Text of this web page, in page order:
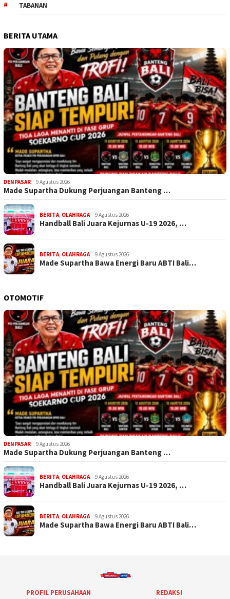
TABANAN
BERITA UTAMA
DENPASAR 9 Agustus 2026
Made Supartha Dukung Perjuangan Banteng …
BERITA, OLAHRAGA 9 Agustus 2026
Handball Bali Juara Kejurnas U-19 2026, …
BERITA, OLAHRAGA 9 Agustus 2026
Made Supartha Bawa Energi Baru ABTI Bali…
OTOMOTIF
DENPASAR 9 Agustus 2026
Made Supartha Dukung Perjuangan Banteng …
BERITA, OLAHRAGA 9 Agustus 2026
Handball Bali Juara Kejurnas U-19 2026, …
BERITA, OLAHRAGA 9 Agustus 2026
Made Supartha Bawa Energi Baru ABTI Bali…
PROFIL PERUSAHAAN REDAKSI